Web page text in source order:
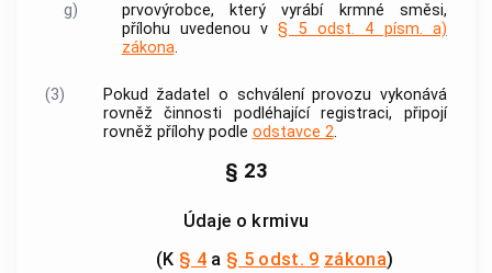
g) prvovýrobce, který vyrábí krmné směsi,
přílohu uvedenou v§ 5 odst. 4 písm. a)
zákona.
(3)
Pokud žadatel o schválení provozu vykonává
rovněž činnosti podléhající registraci, připojí
rovněž přílohy podle odstavce 2.
§ 23
Údaje o krmivu
(K § 4 a § 5 odst. 9 zákona)